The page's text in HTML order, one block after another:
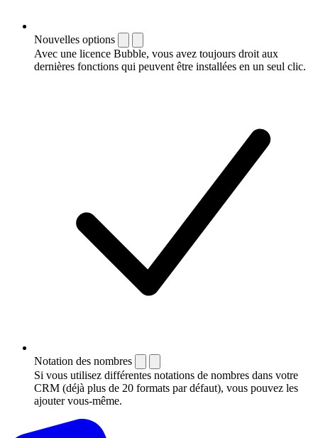
Nouvelles options
Avec une licence Bubble, vous avez toujours droit aux
dernières fonctions qui peuvent être installées en un seul clic.
Notation des nombres
Si vous utilisez différentes notations de nombres dans votre
CRM (déjà plus de 20 formats par défaut), vous pouvez les
ajouter vous-même.